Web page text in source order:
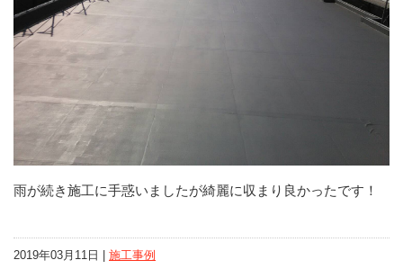
雨が続き施工に手惑いましたが綺麗に収まり良かったです！
2019年03月11日 | 施工事例